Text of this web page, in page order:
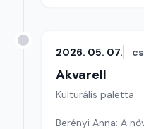
2026. 05. 07.
Akvarell
Kulturális paletta
Berényi Anna: A